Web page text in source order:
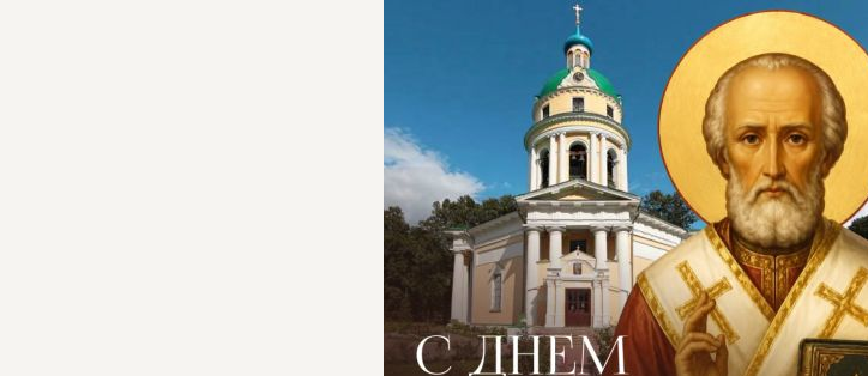
ОБ УСАДЬБЕ
ИСТОРИЯ
ВЛАДЕЛЬЦЫ
КНИГИ И СТАТЬИ
ВИДЕО